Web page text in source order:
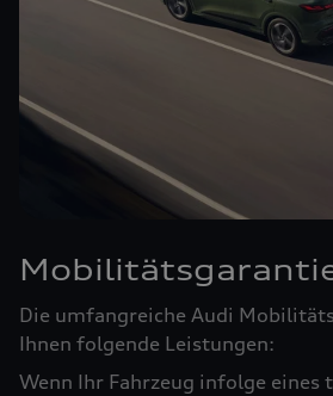
Die umfangreiche Audi
Ihnen folgende Leistungen:
Wenn Ihr Fahrzeug infolge eines